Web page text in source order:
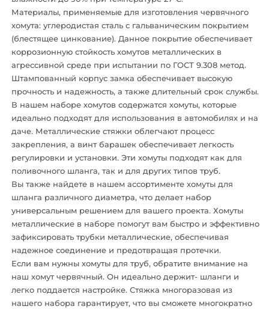
Материалы, применяемые для изготовления червячного
хомута: углеродистая сталь с гальваническим покрытием
(блестящее цинкование). Данное покрытие обеспечивает
коррозионную стойкость хомутов металлических в
агрессивной среде при испытании по ГОСТ 9.308 метод.
Штампованный корпус замка обеспечивает высокую
прочность и надежность, а также длительный срок службы.
В нашем наборе хомутов содержатся хомуты, которые
идеально подходят для использования в автомобилях и на
даче. Металлические стяжки облегчают процесс
закрепления, а винт барашек обеспечивает легкость
регулировки и установки. Эти хомуты подходят как для
поливочного шланга, так и для других типов труб.
Вы также найдете в нашем ассортименте хомуты для
шланга различного диаметра, что делает набор
универсальным решением для вашего проекта. Хомуты
металлические в наборе помогут вам быстро и эффективно
зафиксировать трубки металлические, обеспечивая
надежное соединение и предотвращая протечки.
Если вам нужны хомуты для труб, обратите внимание на
наш хомут червячный. Он идеально держит- шланги и
легко поддается настройке. Стяжка многоразовая из
нашего набора гарантирует, что вы сможете многократно